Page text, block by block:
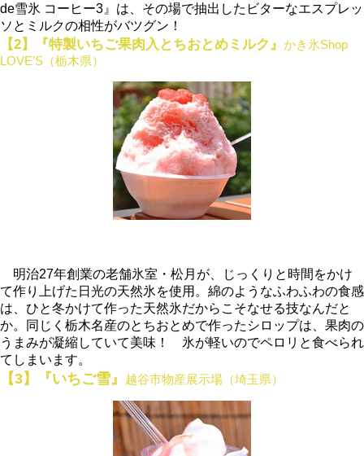
de雪氷 コーヒー3』は、その場で抽出したビターなエスプレッ
ソとミルクの相性がバツグン！
【2】『特製いちご果肉入とちおとめミルク』 かき氷Shop
LOVE’S（栃木県）
明治27年創業の老舗氷室・松月が、じっくりと時間をかけ
て作り上げた日光の天然氷を使用。綿のようなふわふわの食感
は、ひと冬かけて作った天然氷だからこそなせる技なんだと
か。同じく栃木名産のとちおとめで作ったシロップは、果肉の
うまみが凝縮していて美味！ 氷が軽いのでペロリと食べられ
てしまいます。
【3】『いちご雪』 越谷市物産展示場（埼玉県）